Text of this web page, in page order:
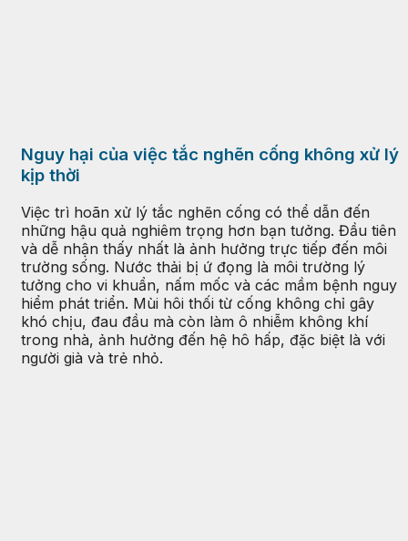
Nguy hại của việc tắc nghẽn cống không xử lý
kịp thời
Việc trì hoãn xử lý tắc nghẽn cống có thể dẫn đến
những hậu quả nghiêm trọng hơn bạn tưởng. Đầu tiên
và dễ nhận thấy nhất là ảnh hưởng trực tiếp đến môi
trường sống. Nước thải bị ứ đọng là môi trường lý
tưởng cho vi khuẩn, nấm mốc và các mầm bệnh nguy
hiểm phát triển. Mùi hôi thối từ cống không chỉ gây
khó chịu, đau đầu mà còn làm ô nhiễm không khí
trong nhà, ảnh hưởng đến hệ hô hấp, đặc biệt là với
người già và trẻ nhỏ.